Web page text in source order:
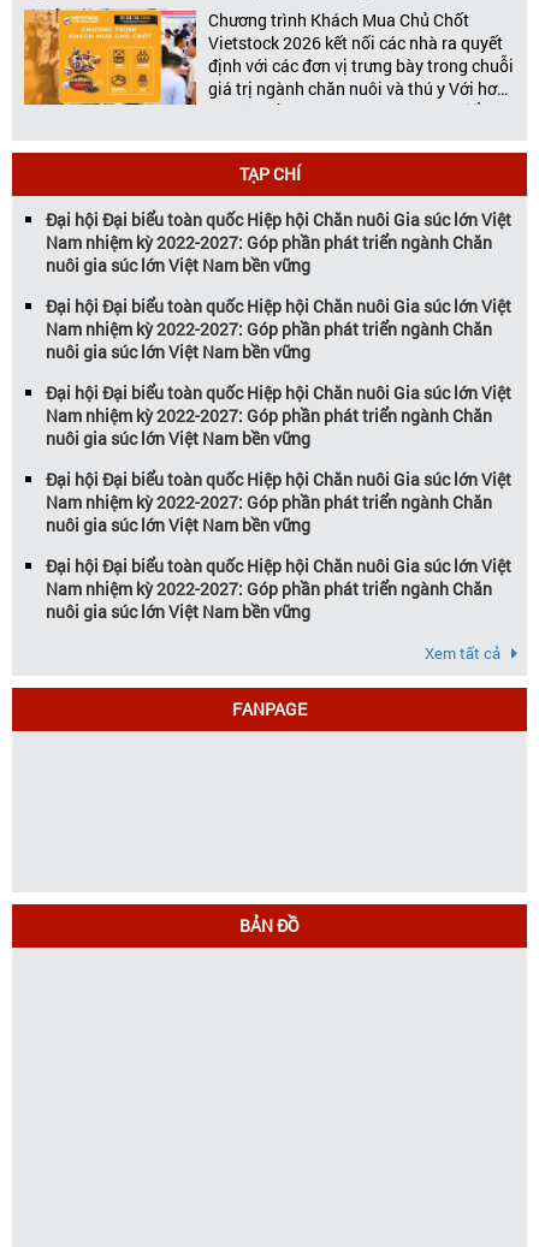
Chương trình Khách Mua Chủ Chốt
Vietstock 2026 kết nối các nhà ra quyết
định với các đơn vị trưng bày trong chuỗi
giá trị ngành chăn nuôi và thú y Với hơn
20 năm đồng hành cùng sự phát triển
Vietstock đã khẳng định vị thế là triển […]
TẠP CHÍ
Đại hội Đại biểu toàn quốc Hiệp hội Chăn nuôi Gia súc lớn Việt
Nam nhiệm kỳ 2022-2027: Góp phần phát triển ngành Chăn
nuôi gia súc lớn Việt Nam bền vững
Đại hội Đại biểu toàn quốc Hiệp hội Chăn nuôi Gia súc lớn Việt
Nam nhiệm kỳ 2022-2027: Góp phần phát triển ngành Chăn
nuôi gia súc lớn Việt Nam bền vững
Đại hội Đại biểu toàn quốc Hiệp hội Chăn nuôi Gia súc lớn Việt
Nam nhiệm kỳ 2022-2027: Góp phần phát triển ngành Chăn
nuôi gia súc lớn Việt Nam bền vững
Đại hội Đại biểu toàn quốc Hiệp hội Chăn nuôi Gia súc lớn Việt
Nam nhiệm kỳ 2022-2027: Góp phần phát triển ngành Chăn
nuôi gia súc lớn Việt Nam bền vững
Đại hội Đại biểu toàn quốc Hiệp hội Chăn nuôi Gia súc lớn Việt
Nam nhiệm kỳ 2022-2027: Góp phần phát triển ngành Chăn
nuôi gia súc lớn Việt Nam bền vững
Xem tất cả
FANPAGE
BẢN ĐỒ